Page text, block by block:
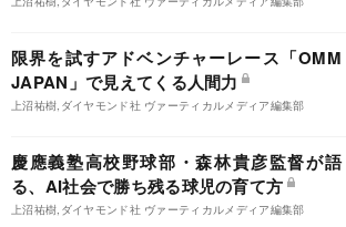
限界を試すアドベンチャーレース「OMM
JAPAN」で見えてくる人間力
上沼祐樹,ダイヤモンド社 ヴァーティカルメディア編集部
慶應義塾高校野球部・森林貴彦監督が語
る、AI社会で勝ち残る球児の育て方
上沼祐樹,ダイヤモンド社 ヴァーティカルメディア編集部